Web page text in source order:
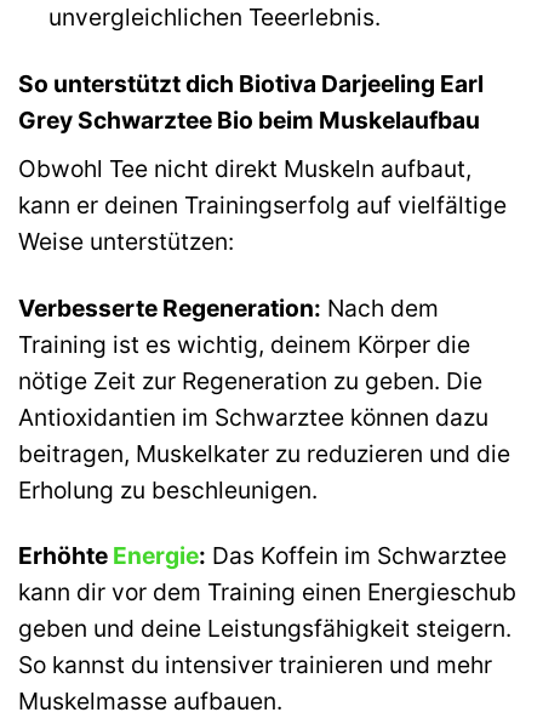
unvergleichlichen Teeerlebnis.
So unterstützt dich Biotiva Darjeeling Earl
Grey Schwarztee Bio beim Muskelaufbau
Obwohl Tee nicht direkt Muskeln aufbaut,
kann er deinen Trainingserfolg auf vielfältige
Weise unterstützen:
Verbesserte Regeneration: Nach dem
Training ist es wichtig, deinem Körper die
nötige Zeit zur Regeneration zu geben. Die
Antioxidantien im Schwarztee können dazu
beitragen, Muskelkater zu reduzieren und die
Erholung zu beschleunigen.
Erhöhte Energie: Das Koffein im Schwarztee
kann dir vor dem Training einen Energieschub
geben und deine Leistungsfähigkeit steigern.
So kannst du intensiver trainieren und mehr
Muskelmasse aufbauen.